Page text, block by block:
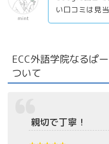
mint
い口コミは見
ECC外語学院なるぱ
ついて
親切で丁寧！